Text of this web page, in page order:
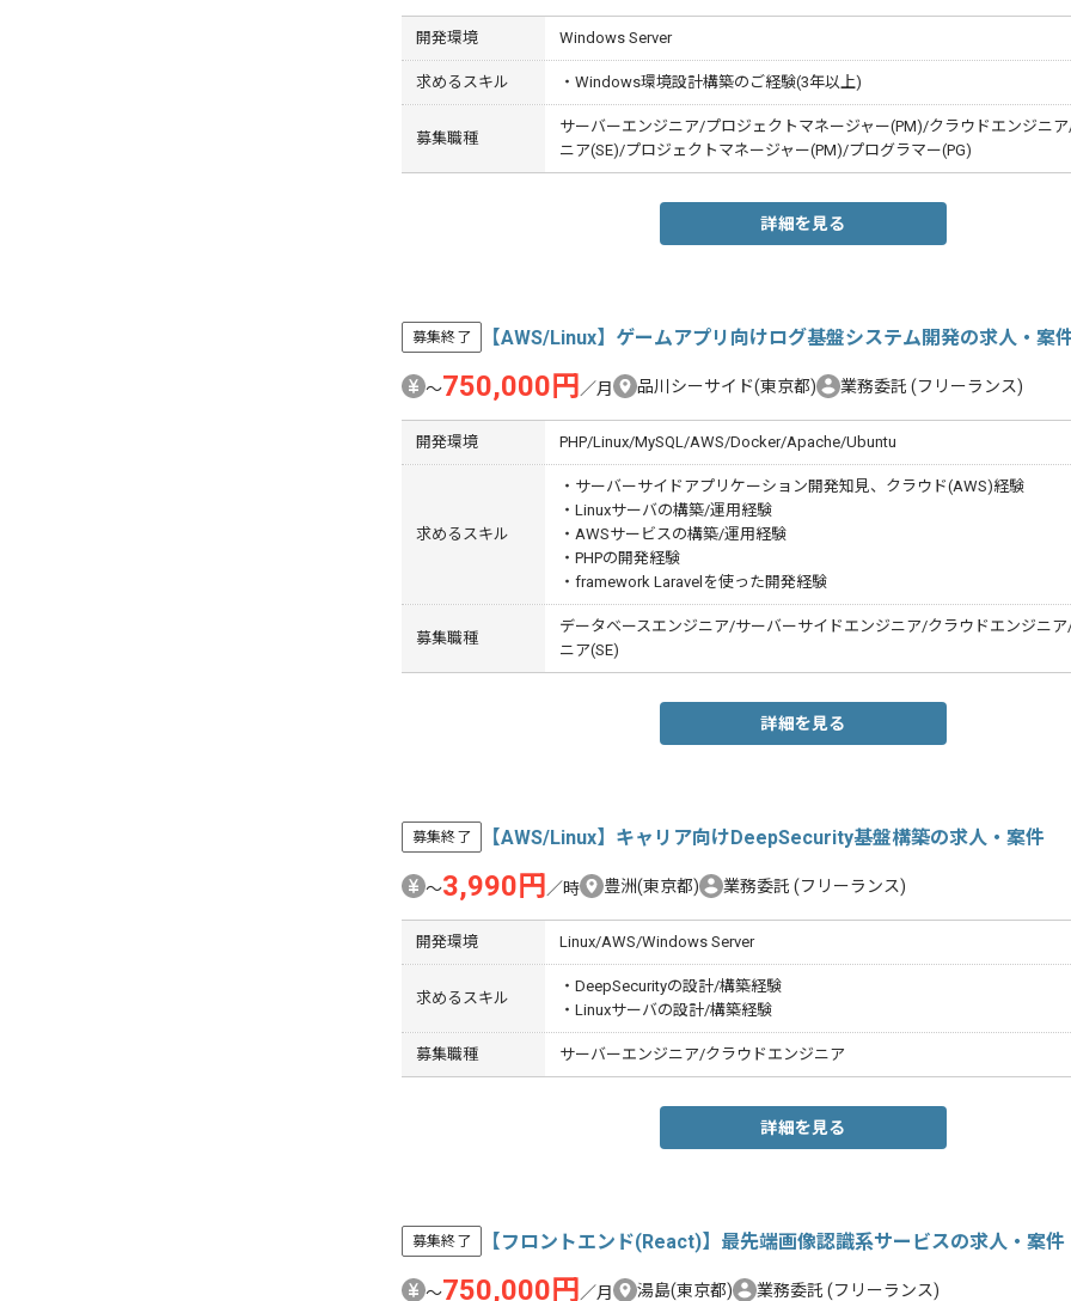
開発環境 Windows Server
求めるスキル ・Windows環境設計構築のご経験(3年以上)
募集職種
サーバーエンジニア/プロジェクトマネージャー(PM)/クラウドエンジニ
ニア(SE)/プロジェクトマネージャー(PM)/プログラマー(PG)
詳細を見る
募集終了 【AWS/Linux】ゲームアプリ向けログ基盤システム開発の求人・案
〜750,000円 ／月 品川シーサイド(東京都) 業務委託 (フリーランス)
開発環境 PHP/Linux/MySQL/AWS/Docker/Apache/Ubuntu
求めるスキル
・サーバーサイドアプリケーション開発知見、クラウド(AWS)経験
・Linuxサーバの構築/運用経験
・AWSサービスの構築/運用経験
・PHPの開発経験
・framework Laravelを使った開発経験
募集職種
データベースエンジニア/サーバーサイドエンジニア/クラウドエンジニ
ニア(SE)
詳細を見る
募集終了 【AWS/Linux】キャリア向けDeepSecurity基盤構築の求人・案件
〜3,990円 ／時 豊洲(東京都) 業務委託 (フリーランス)
開発環境 Linux/AWS/Windows Server
求めるスキル
・DeepSecurityの設計/構築経験
・Linuxサーバの設計/構築経験
募集職種 サーバーエンジニア/クラウドエンジニア
詳細を見る
募集終了 【フロントエンド(React)】最先端画像認識系サービスの求人・案件
〜750,000円 ／月 湯島(東京都) 業務委託 (フリーランス)